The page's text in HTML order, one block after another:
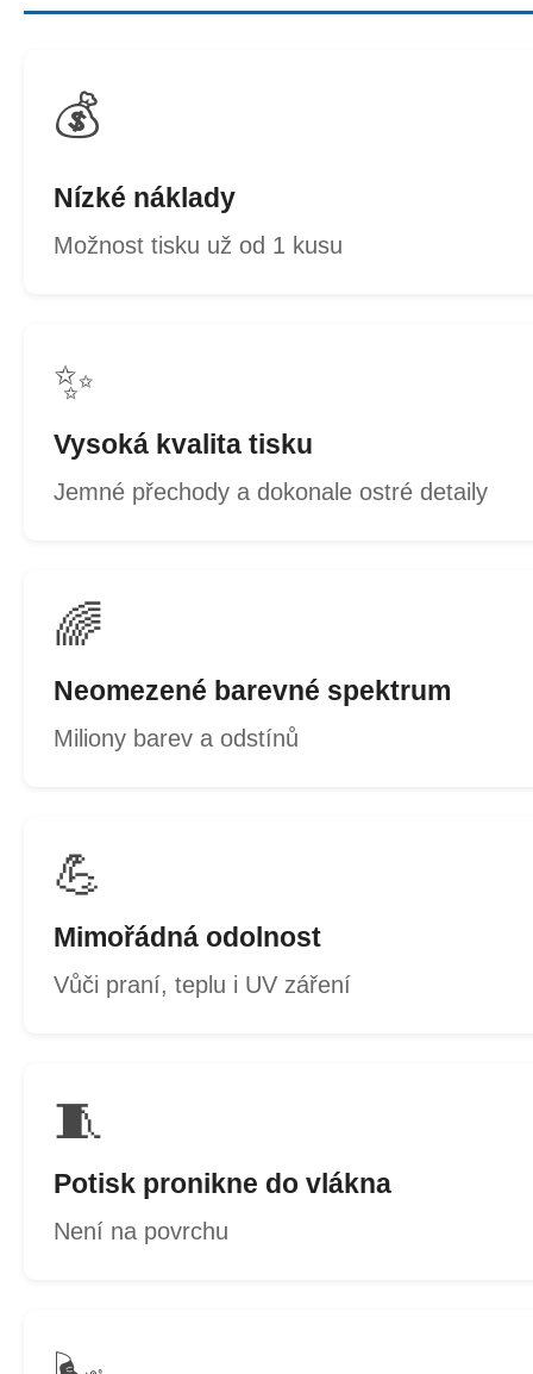
💰
Nízké náklady
Možnost tisku už od 1 kusu
✨
Vysoká kvalita tisku
Jemné přechody a dokonale ostré detaily
🌈
Neomezené barevné spektrum
Miliony barev a odstínů
💪
Mimořádná odolnost
Vůči praní, teplu i UV záření
🧵
Potisk pronikne do vlákna
Není na povrchu